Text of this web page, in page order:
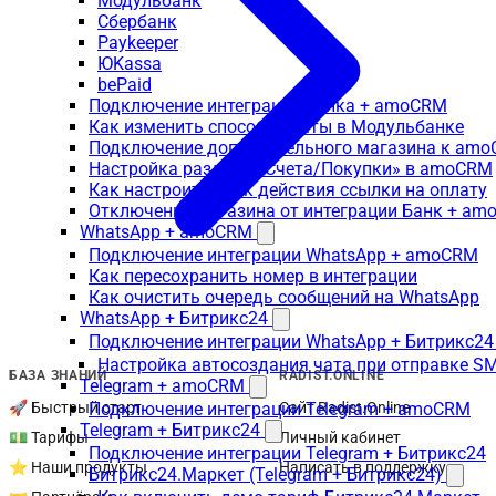
Сбербанк
Paykeeper
ЮKassa
bePaid
Подключение интеграции банка + amoCRM
Как изменить способ оплаты в Модульбанке
Подключение дополнительного магазина к
Настройка раздела «Счета/Покупки» в amoCRM
Как настроить срок действия ссылки на оплату
Отключение магазина от интеграции Банк +
WhatsApp + amoCRM
Подключение интеграции WhatsApp + amoCRM
Как пересохранить номер в интеграции
Как очистить очередь сообщений на WhatsApp
WhatsApp + Битрикс24
Подключение интеграции WhatsApp + Битрикс24
Настройка автосоздания чата при отправке
Telegram + amoCRM
Подключение интеграции Telegram + amoCRM
Telegram + Битрикс24
Подключение интеграции Telegram + Битрикс24
Битрикс24.Маркет (Telegram + Битрикс24)
БАЗА ЗНАНИЙ
🚀 Быстрый старт
💵 Тарифы
⭐ Наши продукты
RADIST.ONLINE
Сайт Radist.Online
Личный кабинет
Написать в поддержку